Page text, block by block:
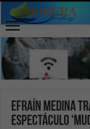
Efraín Medina
espectáculo